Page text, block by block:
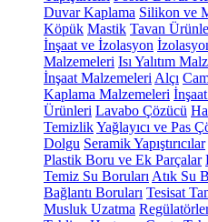
Duvar Kaplama Silikon ve
Köpük Mastik Tavan
İnşaat ve İzolasyon
Malzemeleri Isı Yalıtım
İnşaat Malzemeleri Alçı
Kaplama Malzemeleri
Ürünleri Lavabo Çözücü
TemizlikYağlayıcı ve Pas
Dolgu Seramik Yapıştırıcılar
Plastik Boru ve Ek Parçalar
Temiz Su Boruları Atık Su
Bağlantı Boruları Tesisat
Musluk Uzatma